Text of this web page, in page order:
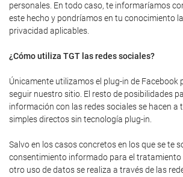
personales. En todo caso, te informaríamos
este hecho y pondríamos en tu conocimiento
privacidad aplicables.
¿Cómo utiliza TGT las redes sociales?
Únicamente utilizamos el plug-in de Facebook
seguir nuestro sitio. El resto de posibilidades
información con las redes sociales se hacen a
simples directos sin tecnología plug-in.
Salvo en los casos concretos en los que se te
consentimiento informado para el tratamiento
otro uso de datos se realiza a través de las